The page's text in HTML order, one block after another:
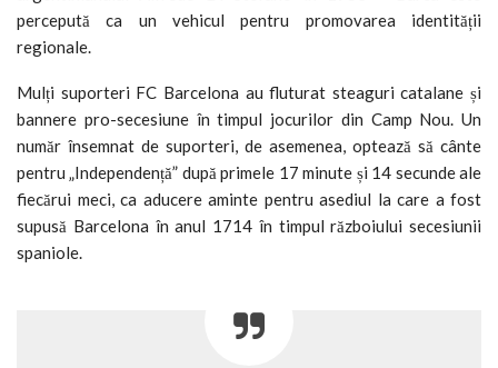
percepută ca un vehicul pentru promovarea identității
regionale.
Mulți suporteri FC Barcelona au fluturat steaguri catalane și
bannere pro-secesiune în timpul jocurilor din Camp Nou. Un
număr însemnat de suporteri, de asemenea, optează să cânte
pentru „Independență” după primele 17 minute și 14 secunde ale
fiecărui meci, ca aducere aminte pentru asediul la care a fost
supusă Barcelona în anul 1714 în timpul războiului secesiunii
spaniole.